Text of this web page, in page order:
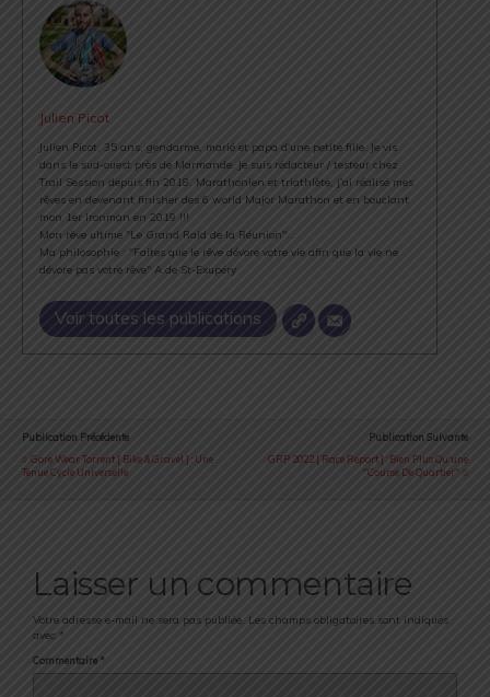
Julien Picot
Julien Picot, 35 ans, gendarme, marié et papa d'une petite fille. Je vis
dans le sud-ouest près de Marmande. Je suis rédacteur / testeur chez
Trail Session depuis fin 2018. Marathonien et triathlète, j'ai réalisé mes
rêves en devenant finisher des 6 world Major Marathon et en bouclant
mon 1er Ironman en 2019 !!!
Mon rêve ultime "Le Grand Raid de la Réunion"...
Ma philosophie : "Faites que le rêve dévore votre vie afin que la vie ne
dévore pas votre rêve" A.de St-Exupéry
Voir toutes les publications
Publication Précédente
Gore Wear Torrent [ Bike & Gravel ] : Une
Tenue Cycle Universelle
Publication Suivante
GRP 2022 [ Race Report ] : Bien Plus Qu'une
"course De Quartier"
Laisser un commentaire
Votre adresse e-mail ne sera pas publiée. Les champs obligatoires sont indiqués
avec *
Commentaire *